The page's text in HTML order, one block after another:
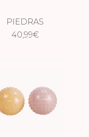
PIEDRAS
SENSORIALES
40,99€